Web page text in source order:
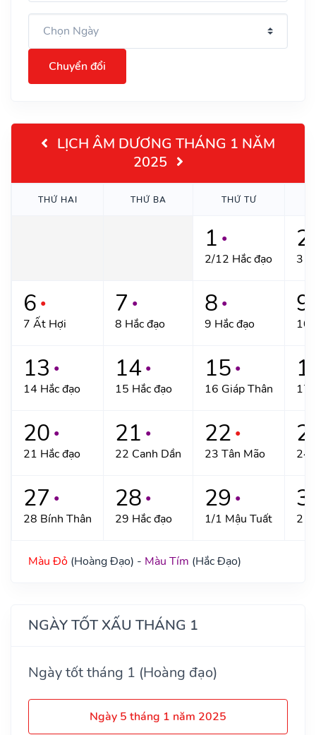
Chuyển đổi
LỊCH ÂM DƯƠNG THÁNG 1 NĂM
2025
THỨ HAI THỨ BA THỨ TƯ
1 ●
2/12 Hắc đạo
2
3
6 ●
7 Ất Hợi
7 ●
8 Hắc đạo
8 ●
9 Hắc đạo
9
10
13 ●
14 Hắc đạo
14 ●
15 Hắc đạo
15 ●
16 Giáp Thân 17
20 ●
21 Hắc đạo
21 ●
22 Canh Dần
22 ●
23 Tân Mão 24
27 ●
28 Bính Thân
28 ●
29 Hắc đạo
29 ●
1/1 Mậu Tuất 2
Màu Đỏ (Hoàng Đạo) - Màu Tím (Hắc Đạo)
NGÀY TỐT XẤU THÁNG 1
Ngày tốt tháng 1 (Hoàng đạo)
Ngày 5 tháng 1 năm 2025